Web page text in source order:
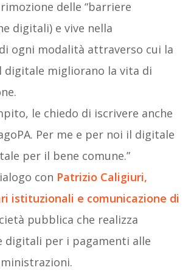
delle “barriere
digitali) e vive nella
ogni modalità attraverso cui la
digitale migliorano la vita di
le chiedo di iscrivere anche
Per me e per noi il digitale
per il bene comune.”
con Patrizio Caligiuri,
istituzionali e comunicazione di
pubblica che realizza
per i pagamenti alle